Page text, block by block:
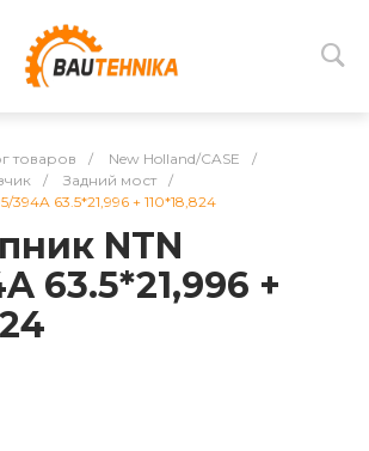
товаров / New Holland/CASE
/
/ Задний мост
/
63.5*21,996 + 110*18,824
NTN
63.5*21,996 +